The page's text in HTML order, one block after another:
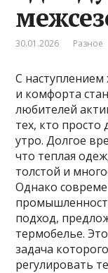
30.01.2026 Разное
С наступлением
и комфорта
любителей
тех, кто
утро. Долгое
что теплая
толстой и
Однако
подход,
термобелье.
задача
регулировать